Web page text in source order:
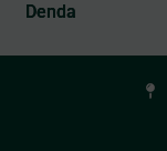
Denda